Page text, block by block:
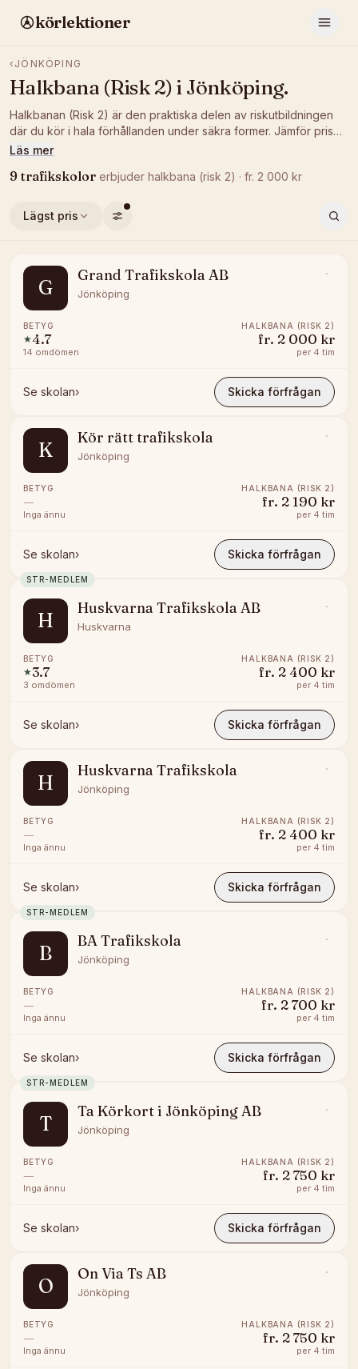
körlektioner
‹ JÖNKÖPING
Halkbana (Risk 2)iJönköping.
Halkbanan (Risk 2) är den praktiska delen av riskutbildningen
där du kör i hala förhållanden under säkra former. Jämför pris
och betyg hos trafikskolor i Jönköping som ordnar halkbana
Läs mer
9 trafikskolor erbjuder halkbana (risk 2) · fr. 2 000 kr
Lägst pris
G
Grand Trafikskola AB
Jönköping
BETYG
★4.7
14 omdömen
HALKBANA (RISK 2)
fr. 2 000 kr
per 4 tim
Se skolan› Skicka förfrågan
K
Kör rätt trafikskola
Jönköping
BETYG
—
Inga ännu
HALKBANA (RISK 2)
fr. 2 190 kr
per 4 tim
Se skolan› Skicka förfrågan
STR-MEDLEM
H
Huskvarna Trafikskola AB
Huskvarna
BETYG
★3.7
3 omdömen
HALKBANA (RISK 2)
fr. 2 400 kr
per 4 tim
Se skolan› Skicka förfrågan
H
Huskvarna Trafikskola
Jönköping
BETYG
—
Inga ännu
HALKBANA (RISK 2)
fr. 2 400 kr
per 4 tim
Se skolan› Skicka förfrågan
STR-MEDLEM
B
BA Trafikskola
Jönköping
BETYG
—
Inga ännu
HALKBANA (RISK 2)
fr. 2 700 kr
per 4 tim
Se skolan› Skicka förfrågan
STR-MEDLEM
T
Ta Körkort i Jönköping AB
Jönköping
BETYG
—
Inga ännu
HALKBANA (RISK 2)
fr. 2 750 kr
per 4 tim
Se skolan› Skicka förfrågan
O
On Via Ts AB
Jönköping
BETYG
—
Inga ännu
HALKBANA (RISK 2)
fr. 2 750 kr
per 4 tim